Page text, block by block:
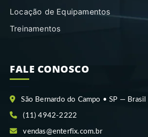
Locação de Equipamentos
Treinamentos
FALE CONOSCO
São Bernardo do Campo • SP — Brasil
(11) 4942-2222
vendas@enterfix.com.br